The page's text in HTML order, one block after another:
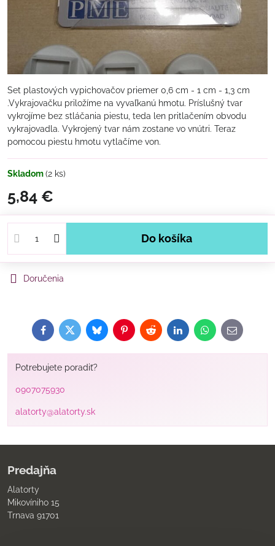
Set plastových vypichovačov priemer 0,6 cm - 1 cm - 1,3 cm
.Vykrajovačku priložíme na vyvaľkanú hmotu. Príslušný tvar
vykrojíme bez stláčania piestu, teda len pritlačením obvodu
vykrajovadla. Vykrojený tvar nám zostane vo vnútri. Teraz
pomocou piestu hmotu vytlačíme von.
Skladom(2 ks)
5,84 €
Do košíka
Doručenia
FacebookTwitterBlueskyPinterestRedditLinkedInWhatsApp
E-
mail
Potrebujete poradiť?
0907075930
alatorty@alatorty.sk
Predajňa
Alatorty
Mikovíniho 15
Trnava 91701